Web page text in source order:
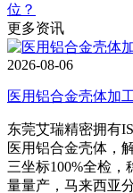
位？
更多资讯
2026-08-06
医用铝合金壳体加
东莞艾瑞精密拥有
医用铝合金壳体，
三坐标100%全检，
量量产，马来西亚